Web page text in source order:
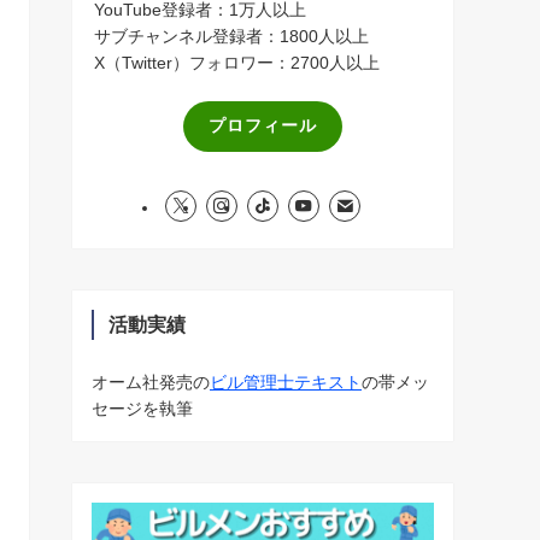
YouTube登録者：1万人以上
サブチャンネル登録者：1800人以上
X（Twitter）フォロワー：2700人以上
プロフィール
活動実績
オーム社発売のビル管理士テキストの帯メッ
セージを執筆